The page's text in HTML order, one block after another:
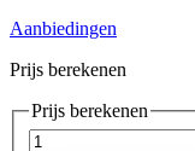
Aanbiedingen
Prijs berekenen
Prijs berekenen